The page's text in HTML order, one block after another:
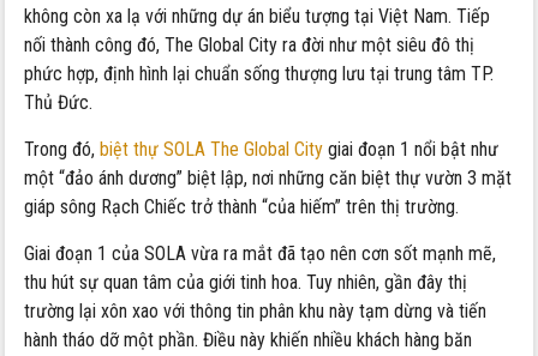
không còn xa lạ với những dự án biểu tượng tại Việt Nam. Tiếp
nối thành công đó, The Global City ra đời như một siêu đô thị
phức hợp, định hình lại chuẩn sống thượng lưu tại trung tâm TP.
Thủ Đức.
Trong đó,biệt thự SOLA The Global City giai đoạn 1 nổi bật như
một “đảo ánh dương” biệt lập, nơi những căn biệt thự vườn 3 mặt
giáp sông Rạch Chiếc trở thành “của hiếm” trên thị trường.
Giai đoạn 1 của SOLA vừa ra mắt đã tạo nên cơn sốt mạnh mẽ,
thu hút sự quan tâm của giới tinh hoa. Tuy nhiên, gần đây thị
trường lại xôn xao với thông tin phân khu này tạm dừng và tiến
hành tháo dỡ một phần. Điều này khiến nhiều khách hàng băn